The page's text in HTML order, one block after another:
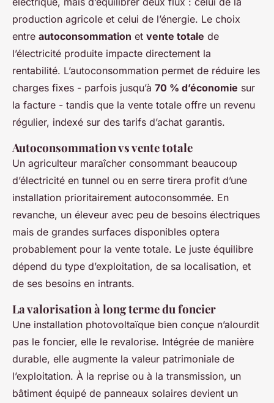
production agricole et celui de l’énergie. Le choix
entre autoconsommation et vente totale de
l’électricité produite impacte directement la
rentabilité. L’autoconsommation permet de réduire les
charges fixes - parfois jusqu’à 70 % d’économie sur
la facture - tandis que la vente totale offre un revenu
régulier, indexé sur des tarifs d’achat garantis.
Autoconsommation vs vente totale
Un agriculteur maraîcher consommant beaucoup
d’électricité en tunnel ou en serre tirera profit d’une
installation prioritairement autoconsommée. En
revanche, un éleveur avec peu de besoins électriques
mais de grandes surfaces disponibles optera
probablement pour la vente totale. Le juste équilibre
dépend du type d’exploitation, de sa localisation, et
de ses besoins en intrants.
La valorisation à long terme du foncier
Une installation photovoltaïque bien conçue n’alourdit
pas le foncier, elle le revalorise. Intégrée de manière
durable, elle augmente la valeur patrimoniale de
l’exploitation. À la reprise ou à la transmission, un
bâtiment équipé de panneaux solaires devient un